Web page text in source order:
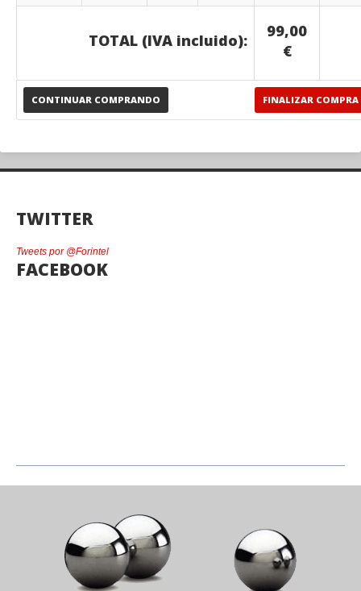
CONTINUAR COMPRANDO FINALIZAR COMPRA
TOTAL (IVA incluido):
99,00
€
TWITTER
Tweets por @Forintel
FACEBOOK